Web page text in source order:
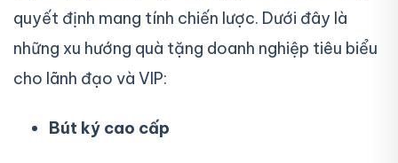
quyết định mang tính chiến lược. Dưới đây là
những xu hướng quà tặng doanh nghiệp tiêu biểu
cho lãnh đạo và VIP:
Bút ký cao cấp